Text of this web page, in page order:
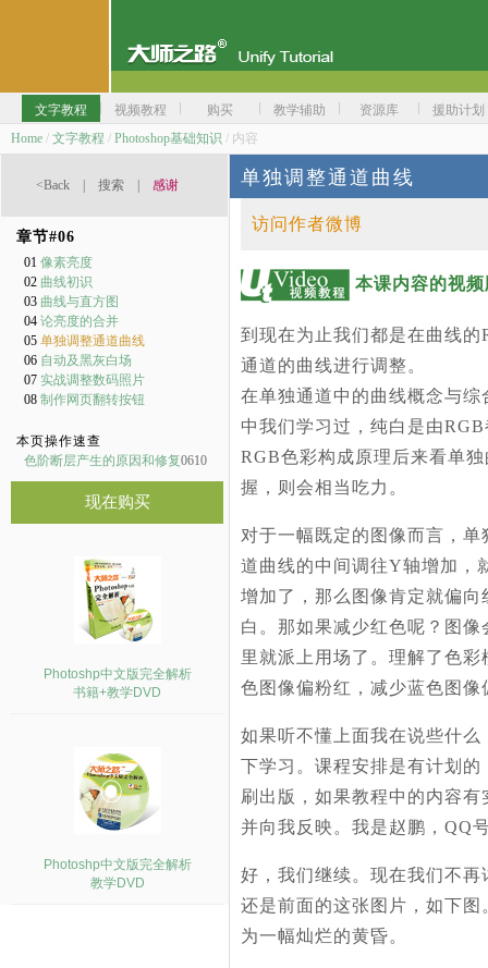
文字教程 视频教程 购买 教学辅助 资源库
援助计划
Home / 文字教程 / Photoshop基础知识 / 内容
<Back 搜索 感谢
章节#06
01 像素亮度
02 曲线初识
03 曲线与直方图
04 论亮度的合并
05 单独调整通道曲线
06 自动及黑灰白场
07 实战调整数码照片
08 制作网页翻转按钮
本页操作速查
色阶断层产生的原因和修复0610
现在购买
Photoshp中文版完全解析
书籍+教学DVD
Photoshp中文版完全解析
教学DVD
单独调整通道曲线
访问作者微博
本课内容的视
到现在为止我们都是在曲线
通道的曲线进行调整。
在单独通道中的曲线概念与
中我们学习过，纯白是由
RGB色彩构成原理后来看单
握，则会相当吃力。
对于一幅既定的图像而言，
道曲线的中间调往Y轴增加，
增加了，那么图像肯定就偏
白。那如果减少红色呢？图
里就派上用场了。理解了色
色图像偏粉红，减少蓝色图
如果听不懂上面我在说些什
下学习。课程安排是有计划
刷出版，如果教程中的内容
并向我反映。我是赵鹏，QQ
好，我们继续。现在我们不
还是前面的这张图片，如下
为一幅灿烂的黄昏。